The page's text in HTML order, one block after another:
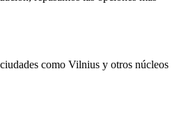
como Vilnius y otros núcleos